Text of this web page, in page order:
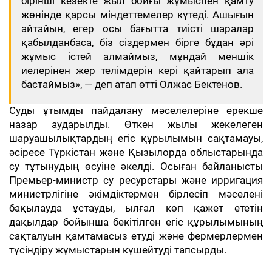
жөнінде қарсы міндеттемелер күтеді. Ашығын
айтайын, егер осы бағытта тиісті шаралар
қабылданбаса, біз сіздермен бірге бұдан әрі
жұмыс істей алмаймыз, мұндай меншік
иелерінен жер телімдерін кері қайтарып ала
бастаймыз», — деп атап өтті Олжас Бектенов.
Суды ұтымды пайдалану мәселелеріне ерекше
назар аударылды. Өткен жылы жекелеген
шаруашылықтардың егіс құрылымын сақтамауы,
әсіресе Түркістан және Қызылорда облыстарында
су тұтынудың өсуіне әкелді. Осыған байланысты
Премьер-министр су ресурстары және ирригация
министрлігіне әкімдіктермен бірлесіп мәселені
бақылауда ұстауды, ылғал көп қажет ететін
дақылдар бойынша бекітілген егіс құрылымының
сақталуын қамтамасыз етуді және фермерлермен
түсіндіру жұмыстарын күшейтуді тапсырды.